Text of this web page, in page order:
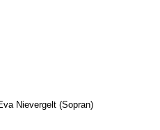
Nievergelt (Sopran)